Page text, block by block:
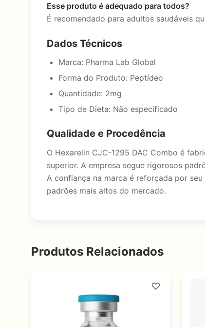
Esse produto é adequado para todos?
É recomendado para adultos saudáveis
Dados Técnicos
Marca: Pharma Lab Global
Forma do Produto: Peptídeo
Quantidade: 2mg
Tipo de Dieta: Não especificado
Qualidade e Procedência
O Hexarelin CJC-1295 DAC Combo é
superior. A empresa segue rigorosos
A confiança na marca é reforçada por
padrões mais altos do mercado.
Produtos Relacionados